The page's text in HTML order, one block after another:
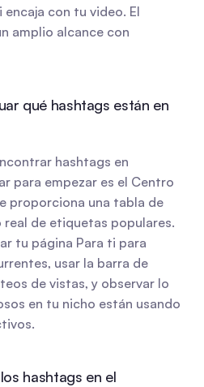
con tu video. El
amplio alcance con
qué hashtags están en
hashtags en
para empezar es el Centro
proporciona una tabla de
de etiquetas populares.
tu página Para ti para
usar la barra de
de vistas, y observar lo
en tu nicho están usando
hashtags en el